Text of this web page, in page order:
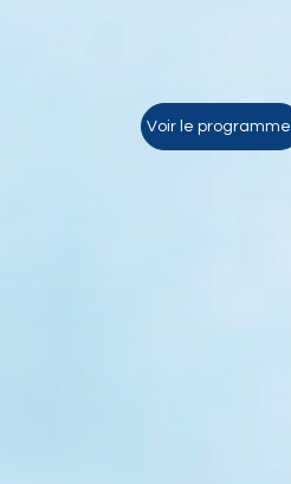
Voir le programme